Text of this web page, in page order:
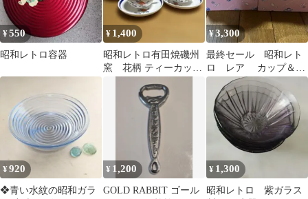
¥550
昭和レトロ容器
¥ 1,400
昭和レトロ有田焼磯州
窯 花柄 ティーカップ
¥3,300
最終セール 昭和レト
ロ レア カップ＆ソ
ーサー 2客セット
¥920
❖青い水紋の昭和ガラ
¥ 1,200
GOLD RABBIT ゴール
¥ 1,300
昭和レトロ 紫ガラス